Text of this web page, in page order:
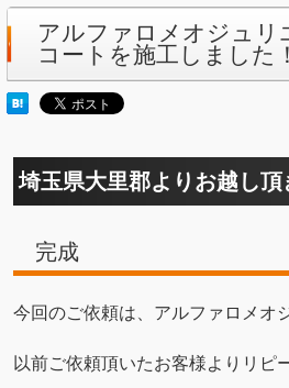
アルファロメオジュリ
コートを施工しました
埼玉県大里郡よりお越し頂
完成
今回のご依頼は、アルファロメオ
以前ご依頼頂いたお客様よりリピ